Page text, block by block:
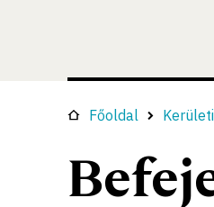
Főoldal Kerületi